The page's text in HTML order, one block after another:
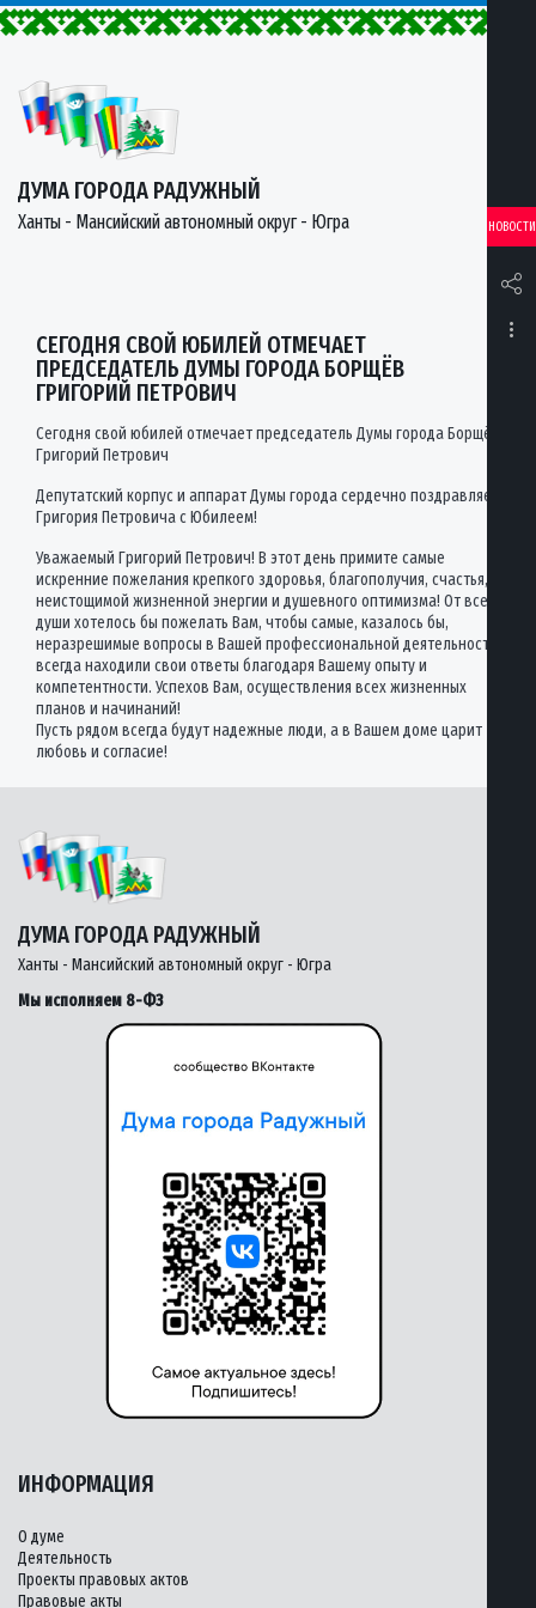
ДУМА ГОРОДА РАДУЖНЫЙ
Ханты - Мансийский автономный округ - Югра НОВОСТИ
СЕГОДНЯ СВОЙ ЮБИЛЕЙ ОТМЕЧАЕТ
ПРЕДСЕДАТЕЛЬ ДУМЫ ГОРОДА БОРЩЁВ
ГРИГОРИЙ ПЕТРОВИЧ
Сегодня свой юбилей отмечает председатель Думы города Борщёв
Григорий Петрович
Депутатский корпус и аппарат Думы города сердечно поздравляет
Григория Петровича с Юбилеем!
Уважаемый Григорий Петрович! В этот день примите самые
искренние пожелания крепкого здоровья, благополучия, счастья,
неистощимой жизненной энергии и душевного оптимизма! От всей
души хотелось бы пожелать Вам, чтобы самые, казалось бы,
неразрешимые вопросы в Вашей профессиональной деятельности
всегда находили свои ответы благодаря Вашему опыту и
компетентности. Успехов Вам, осуществления всех жизненных
планов и начинаний!
Пусть рядом всегда будут надежные люди, а в Вашем доме царит
любовь и согласие!
ДУМА ГОРОДА РАДУЖНЫЙ
Ханты - Мансийский автономный округ - Югра
Мы исполняем 8-ФЗ
ИНФОРМАЦИЯ
О думе
Деятельность
Проекты правовых актов
Правовые акты